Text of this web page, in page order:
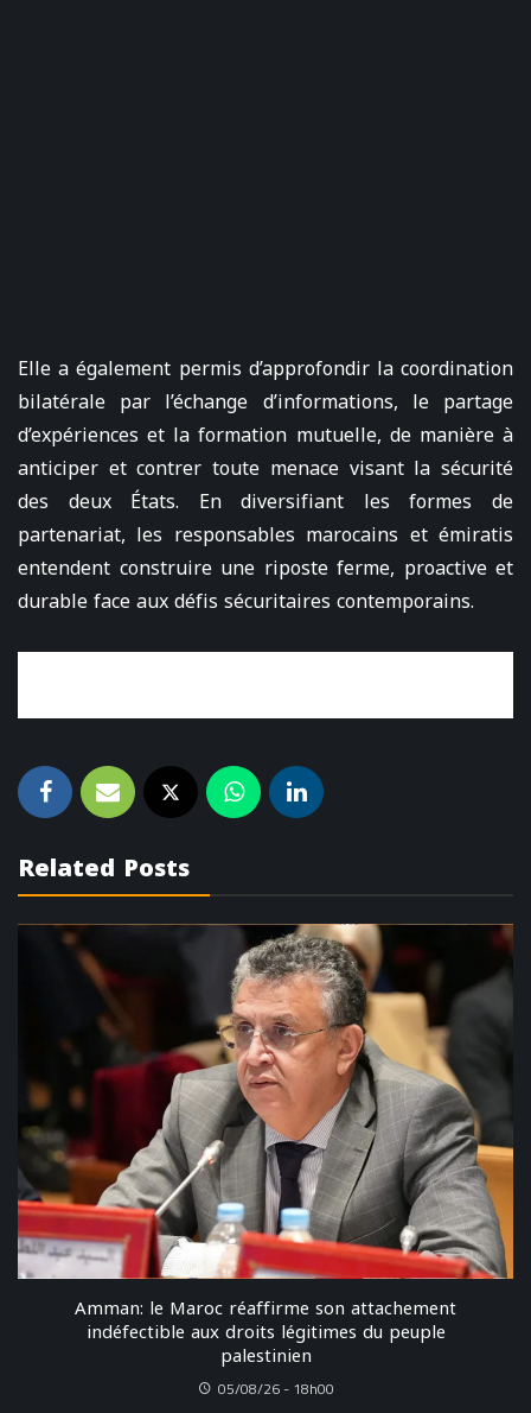
Elle a également permis d’approfondir la coordination
bilatérale par l’échange d’informations, le partage
d’expériences et la formation mutuelle, de manière à
anticiper et contrer toute menace visant la sécurité
des deux États. En diversifiant les formes de
partenariat, les responsables marocains et émiratis
entendent construire une riposte ferme, proactive et
durable face aux défis sécuritaires contemporains.
Related Posts
Amman: le Maroc réaffirme son attachement
indéfectible aux droits légitimes du peuple
palestinien
05/08/26 - 18h00